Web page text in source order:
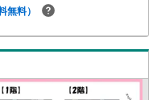
ガス契約の引き継ぎ要 周
ン高松1丁目店:徒歩7分・ヨ
イオンモール仙台上杉:徒
ご来店・メールでのご相
無料）